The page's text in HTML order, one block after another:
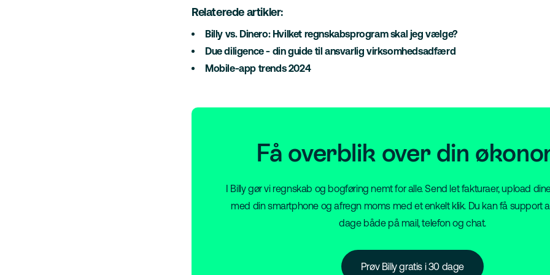
Relaterede artikler:
Billy vs. Dinero: Hvilket regnskabsprogram skal jeg vælge?
Due diligence - din guide til ansvarlig virksomhedsadfærd
Mobile-app trends 2024
Få overblik over din
I Billy gør vi regnskab og bogføring nemt for alle. Send let fakturaer, upload
med din smartphone og afregn moms med et enkelt klik. Du kan få support
dage både på mail, telefon og chat.
Prøv Billy gratis i 30 dage